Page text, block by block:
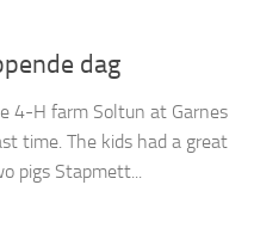
dag
4-H farm Soltun at Garnes
time. The kids had a great
pigs Stapmett...